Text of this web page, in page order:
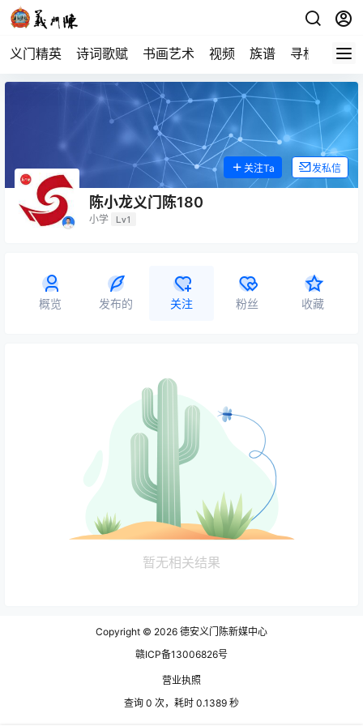
义门精英 诗词歌赋 书画艺术 视频 族谱 寻根
陈小龙义门陈180
小学 Lv1
关注Ta 发私信
概览 发布的 关注 粉丝 收藏
暂无相关结果
Copyright © 2026 德安义门陈新媒中心
赣ICP备13006826号
营业执照
查询 0 次，耗时 0.1389 秒